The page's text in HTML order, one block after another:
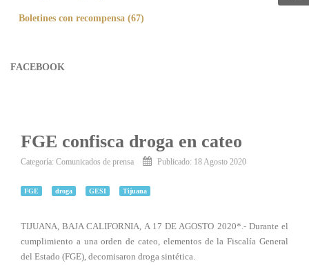
Boletines con recompensa (67)
FACEBOOK
FGE confisca droga en cateo
Categoría: Comunicados de prensa Publicado: 18 Agosto 2020
FGE droga GESI Tijuana
TIJUANA, BAJA CALIFORNIA, A 17 DE AGOSTO 2020*.- Durante el
cumplimiento a una orden de cateo, elementos de la Fiscalía General
del Estado (FGE), decomisaron droga sintética.